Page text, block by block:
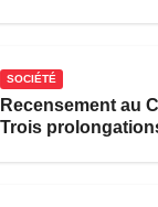
SOCIÉTÉ
Recensement au
Trois